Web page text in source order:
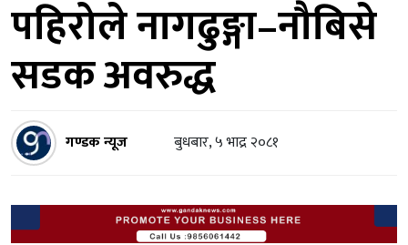
पहिरोले नागढुङ्गा–नौबिसे
सडक अवरुद्ध
गण्डक न्यूज बुधबार, ५ भाद्र २०८१